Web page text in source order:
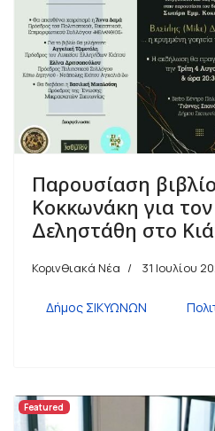
Παρουσίαση
Κοκκωνάκη για
Δεληστάθη στο
Κορινθιακά Νέα 31 Ιουλίου
Δήμος ΣΙΚΥΩΝΩΝ
Featured